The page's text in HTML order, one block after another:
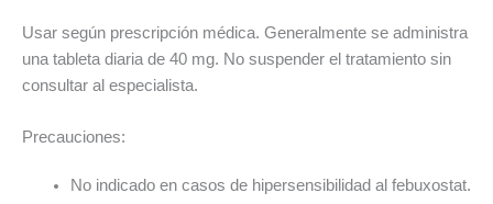
Usar según prescripción médica. Generalmente se administra
una tableta diaria de 40 mg. No suspender el tratamiento sin
consultar al especialista.
Precauciones:
No indicado en casos de hipersensibilidad al febuxostat.